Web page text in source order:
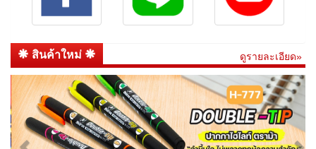
สินค้าใหม่ ดูรายละเอียด»